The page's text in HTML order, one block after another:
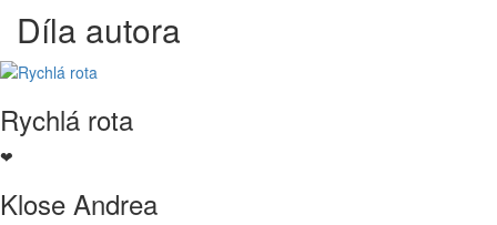
Díla autora
Rychlá rota
❤
Klose Andrea